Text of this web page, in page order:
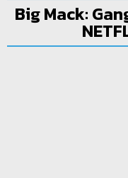
Big Mack: